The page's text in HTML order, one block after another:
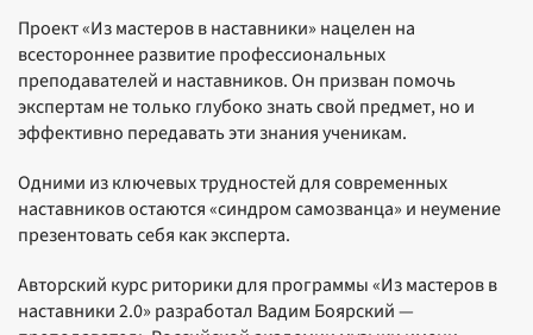
Проект «Из мастеров в наставники» нацелен на
всестороннее развитие профессиональных
преподавателей и наставников. Он призван помочь
экспертам не только глубоко знать свой предмет, но и
эффективно передавать эти знания ученикам.
Одними из ключевых трудностей для современных
наставников остаются «синдром самозванца» и неумение
презентовать себя как эксперта.
Авторский курс риторики для программы «Из мастеров в
наставники 2.0» разработал Вадим Боярский —